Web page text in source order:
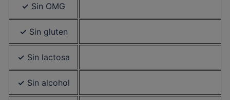
✓ Sin OMG
✓ Sin gluten
✓ Sin lactosa
✓ Sin alcohol